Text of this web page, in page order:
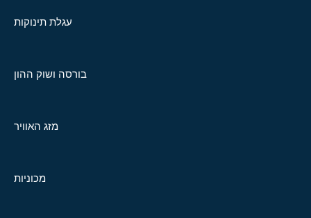
עגלת תינוקות
בורסה ושוק ההון
מזג האוויר
מכוניות